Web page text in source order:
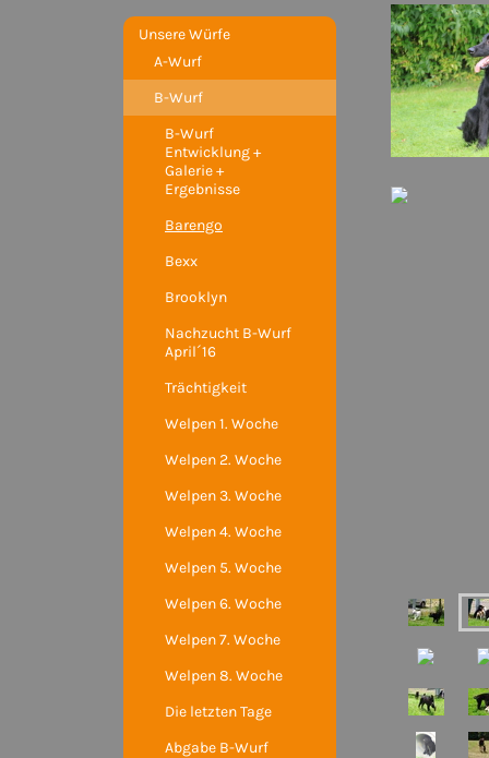
Unsere Würfe
A-Wurf
B-Wurf
B-Wurf
Entwicklung +
Galerie +
Ergebnisse
Barengo
Bexx
Brooklyn
Nachzucht B-Wurf
April´16
Trächtigkeit
Welpen 1. Woche
Welpen 2. Woche
Welpen 3. Woche
Welpen 4. Woche
Welpen 5. Woche
Welpen 6. Woche
Welpen 7. Woche
Welpen 8. Woche
Die letzten Tage
Abgabe B-Wurf